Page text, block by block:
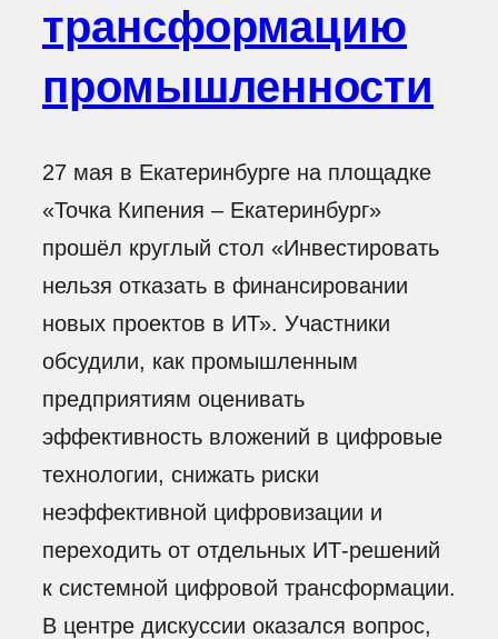
трансформацию
промышленности
27 мая в Екатеринбурге на площадке
«Точка Кипения – Екатеринбург»
прошёл круглый стол «Инвестировать
нельзя отказать в финансировании
новых проектов в ИТ». Участники
обсудили, как промышленным
предприятиям оценивать
эффективность вложений в цифровые
технологии, снижать риски
неэффективной цифровизации и
переходить от отдельных ИТ-решений
к системной цифровой трансформации.
В центре дискуссии оказался вопрос,